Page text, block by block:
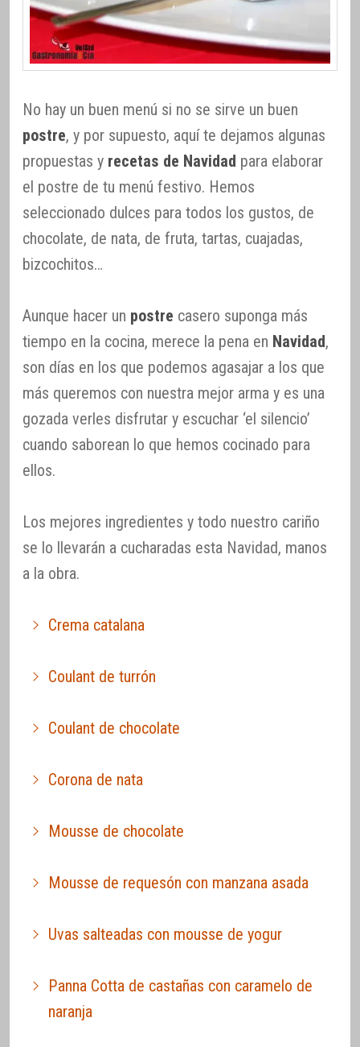
No hay un buen menú si no se sirve un buen
postre, y por supuesto, aquí te dejamos algunas
propuestas y recetas de Navidad para elaborar
el postre de tu menú festivo. Hemos
seleccionado dulces para todos los gustos, de
chocolate, de nata, de fruta, tartas, cuajadas,
bizcochitos…
Aunque hacer un postre casero suponga más
tiempo en la cocina, merece la pena en Navidad,
son días en los que podemos agasajar a los que
más queremos con nuestra mejor arma y es una
gozada verles disfrutar y escuchar ‘el silencio’
cuando saborean lo que hemos cocinado para
ellos.
Los mejores ingredientes y todo nuestro cariño
se lo llevarán a cucharadas esta Navidad, manos
a la obra.
Crema catalana
Coulant de turrón
Coulant de chocolate
Corona de nata
Mousse de chocolate
Mousse de requesón con manzana asada
Uvas salteadas con mousse de yogur
Panna Cotta de castañas con caramelo de
naranja